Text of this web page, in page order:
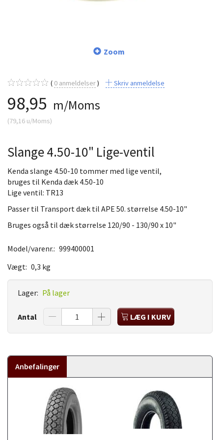
Zoom
0 anmeldelser Skriv anmeldelse
98,95 m/Moms
(79,16 u/Moms)
Slange 4.50-10" Lige-ventil
Kenda slange 4.50-10 tommer med lige ventil,
bruges til Kenda dæk 4.50-10
Lige ventil: TR13
Passer til Transport dæk til APE 50. størrelse 4.50-10"
Bruges også til dæk størrelse 120/90 - 130/90 x 10"
Model/varenr.: 999400001
Vægt: 0,3 kg
Lager: På lager
Antal LÆG I KURV
Anbefalinger